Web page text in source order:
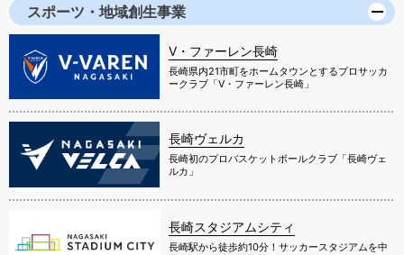
スポーツ・地域創生事業
V・ファーレン長崎
長崎県内21市町をホームタウンとするプロサッカ
ークラブ「V・ファーレン長崎」
長崎ヴェルカ
長崎初のプロバスケットボールクラブ「長崎ヴェ
ルカ」
長崎スタジアムシティ
長崎駅から徒歩約10分！サッカースタジアムを中